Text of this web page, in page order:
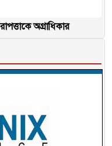
অগ্রাধিকার